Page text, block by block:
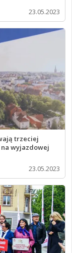
23.05.2023
trzeciej
wyjazdowej
23.05.2023